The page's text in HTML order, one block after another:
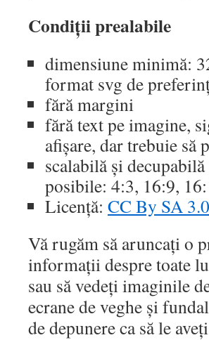
Condiții prealabile
dimensiune minimă:
format svg de
fără margini
fără text pe imagine,
afișare, dar trebuie să
scalabilă și
posibile: 4:3, 16:9,
Licență: CC By SA 3.0
Vă rugăm să aruncați o
informații despre toate
sau să vedeți imaginile
ecrane de veghe și
de depunere ca să le